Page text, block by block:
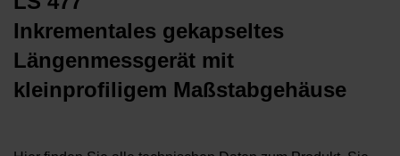
Inkrementales gekapseltes
Längenmessgerät mit
kleinprofiligem Maßstabgehäuse